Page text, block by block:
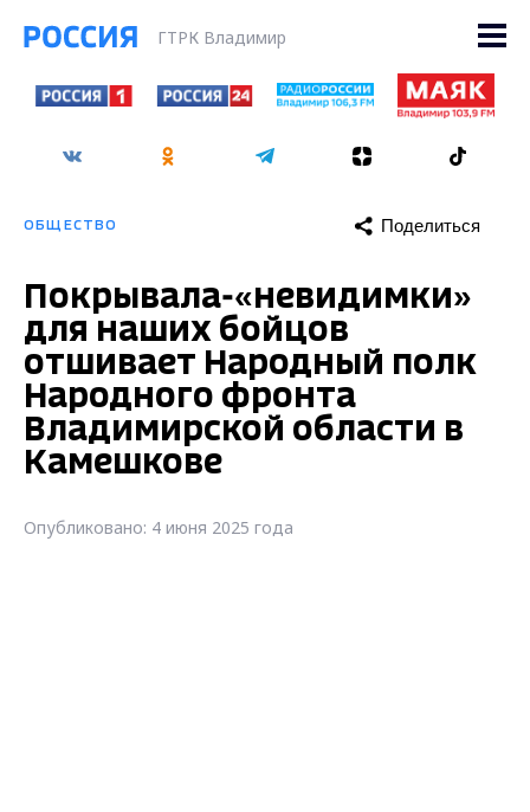
ГТРК Владимир
ОБЩЕСТВО Поделиться
Покрывала-«невидимки»
для наших бойцов
отшивает Народный полк
Народного фронта
Владимирской области в
Камешкове
Опубликовано: 4 июня 2025 года